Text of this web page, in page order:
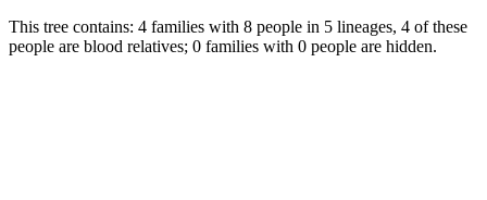
This tree contains: 4 families with 8 people in 5 lineages, 4 of these
people are blood relatives; 0 families with 0 people are hidden.